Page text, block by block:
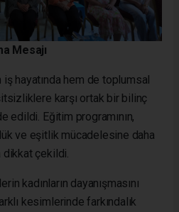
Mesajı
iş hayatında hem de toplumsal
karşı ortak bir bilinç
Eğitim programının,
ve eşitlik mücadelesine daha
dikkat çekildi.
kadınların dayanışmasını
kesimlerinde farkındalık